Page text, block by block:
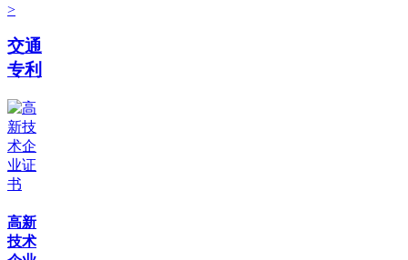
>
交通
专利
高新
技术